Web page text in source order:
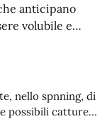
anticipano
volubile e
esser da
affronta una
spigola Sergio
e esperto di
nello spnning, di
possibili catture
questo